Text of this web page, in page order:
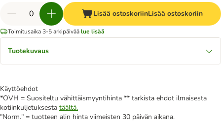
Lisää ostoskoriinLisää ostoskoriin
Toimitusaika 3-5 arkipäiväälue lisää
Tuotekuvaus
Käyttöehdot
*OVH = Suositeltu vähittäismyyntihinta ** tarkista ehdot ilmaisesta
kotiinkuljetuksesta täältä.
"Norm." = tuotteen alin hinta viimeisten 30 päivän aikana.